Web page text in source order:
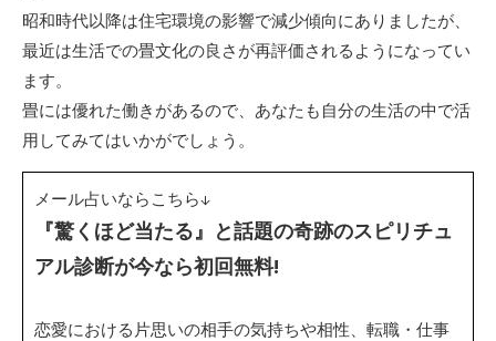
昭和時代以降は住宅環境の影響で減少傾向にありましたが、
最近は生活での畳文化の良さが再評価されるようになってい
ます。
畳には優れた働きがあるので、あなたも自分の生活の中で活
用してみてはいかがでしょう。
メール占いならこちら↓
『驚くほど当たる』と話題の奇跡のスピリチュ
アル診断が今なら初回無料!
恋愛における片思いの相手の気持ちや相性、転職・仕事